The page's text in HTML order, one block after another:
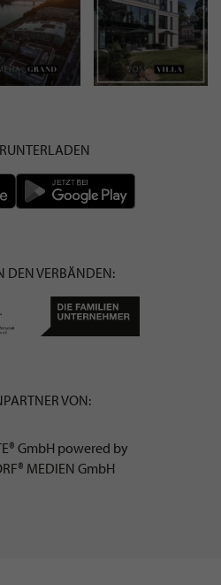
DEN VERBÄNDEN:
VON:
GmbH powered by
MEDIEN GmbH